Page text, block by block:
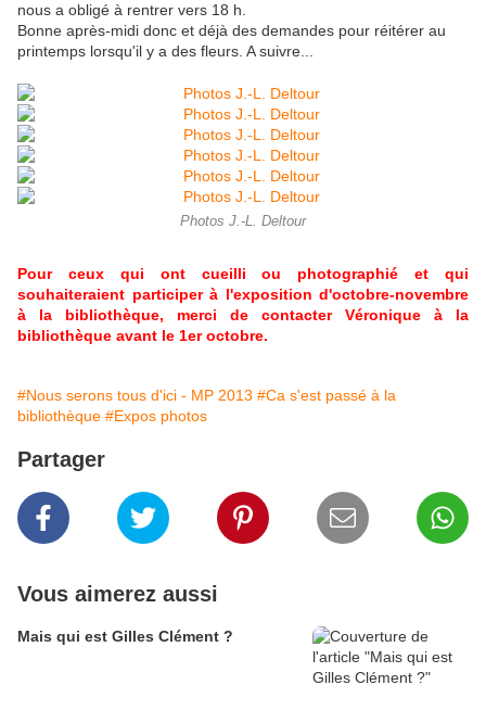
nous a obligé à rentrer vers 18 h.
Bonne après-midi donc et déjà des demandes pour réitérer au
printemps lorsqu'il y a des fleurs. A suivre...
Photos J.-L. Deltour
Pour ceux qui ont cueilli ou photographié et qui
souhaiteraient participer à l'exposition d'octobre-novembre
à la bibliothèque, merci de contacter Véronique à la
bibliothèque avant le 1er octobre.
#Nous serons tous d'ici - MP 2013 #Ca s'est passé à la
bibliothèque #Expos photos
Partager
Vous aimerez aussi
Mais qui est Gilles Clément ?